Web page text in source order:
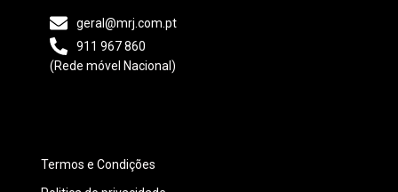
geral@mrj.com.pt
911 967 860
(Rede móvel Nacional)
Termos e Condições